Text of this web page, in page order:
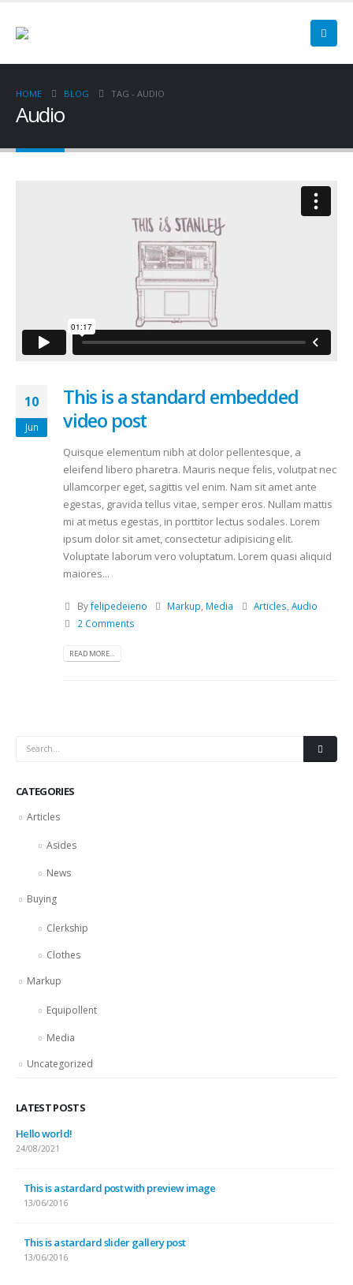
HOME BLOG TAG - AUDIO
Audio
10
Jun
This is a standard embedded
video post
Quisque elementum nibh at dolor pellentesque, a
eleifend libero pharetra. Mauris neque felis, volutpat nec
ullamcorper eget, sagittis vel enim. Nam sit amet ante
egestas, gravida tellus vitae, semper eros. Nullam mattis
mi at metus egestas, in porttitor lectus sodales. Lorem
ipsum dolor sit amet, consectetur adipisicing elit.
Voluptate laborum vero voluptatum. Lorem quasi aliquid
maiores...
Byfelipedeieno Markup Media Articles ,Audio
2 Comments
READ MORE...
CATEGORIES
Articles
Asides
News
Buying
Clerkship
Clothes
Markup
Equipollent
Media
Uncategorized
LATEST POSTS
Hello world!
24/08/2021
This is a stardard post with preview image
13/06/2016
This is a stardard slider gallery post
13/06/2016